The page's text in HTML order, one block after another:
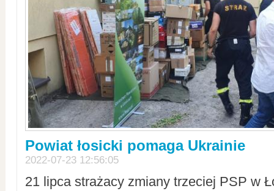
Powiat łosicki pomaga Ukrainie
2022-07-23 12:56:05
21 lipca strażacy zmiany trzeciej PSP w